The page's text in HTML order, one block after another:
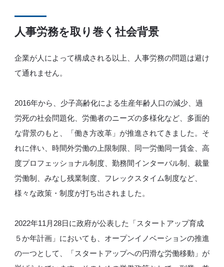
人事労務を取り巻く社会背景
企業が人によって構成される以上、人事労務の問題は避け
て通れません。
2016年から、少子高齢化による生産年齢人口の減少、過
労死の社会問題化、労働者のニーズの多様化など、多面的
な背景のもと、「働き方改革」が推進されてきました。そ
れに伴い、時間外労働の上限制限、同一労働同一賃金、高
度プロフェッショナル制度、勤務間インターバル制、裁量
労働制、みなし残業制度、フレックスタイム制度など、
様々な政策・制度が打ち出されました。
2022年11月28日に政府が公表した「スタートアップ育成
５か年計画」においても、オープンイノベーションの推進
の一つとして、「スタートアップへの円滑な労働移動」が